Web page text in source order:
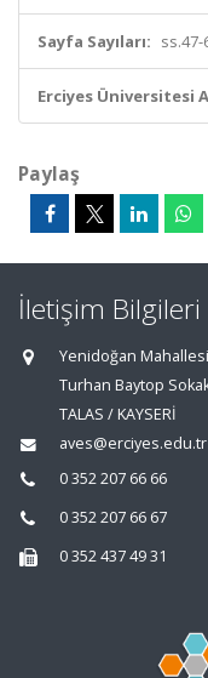
Sayfa Sayıları: ss.47-
Erciyes Üniversitesi
Paylaş
İletişim Bilgileri
Yenidoğan Mahallesi
Turhan Baytop
TALAS / KAYSERİ
aves@erciyes.edu.tr
0 352 207 66 66
0 352 207 66 67
0 352 437 49 31